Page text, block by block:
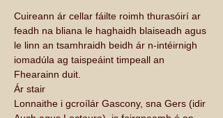
Cuireann ár cellar fáilte roimh thurasóirí ar
feadh na bliana le haghaidh blaiseadh agus
le linn an tsamhraidh beidh ár n-intéirnigh
iomadúla ag taispeáint timpeall an
Fhearainn duit.
Ár stair
Lonnaithe i gcroílár Gascony, sna Gers (idir